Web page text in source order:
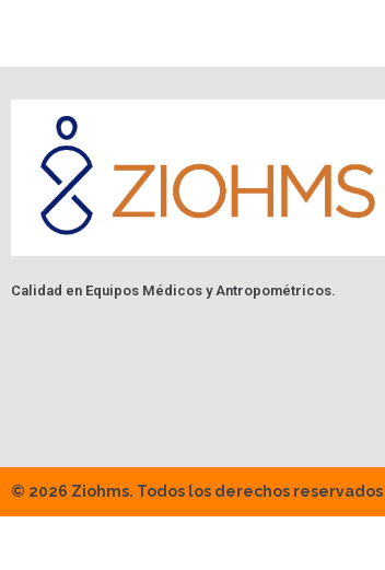
Calidad en Equipos Médicos y Antropométricos.
© 2026 Ziohms. Todos los derechos reservados